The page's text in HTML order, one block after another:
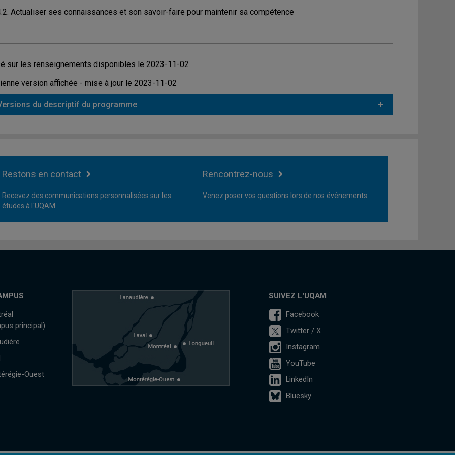
Actualiser ses connaissances et son savoir-faire pour maintenir sa compétence
sur les renseignements disponibles le 2023-11-02
version affichée - mise à jour le 2023-11-02
du descriptif du programme
Restons en contact
Recevez des communications personnalisées sur les
études à l'UQAM.
Rencontrez-nous
Venez poser vos questions lors de nos événements.
principal)
Ouest
SUIVEZ L'UQAM
Facebook
Twitter / X
Instagram
YouTube
LinkedIn
Bluesky